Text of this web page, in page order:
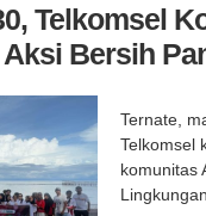
Telkomsel
Bersih
Ternate,
Telkomsel
komunitas